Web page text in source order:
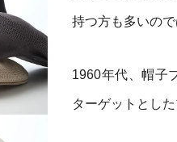
持つ方も多いので
1960年代、帽子
ターゲットとし